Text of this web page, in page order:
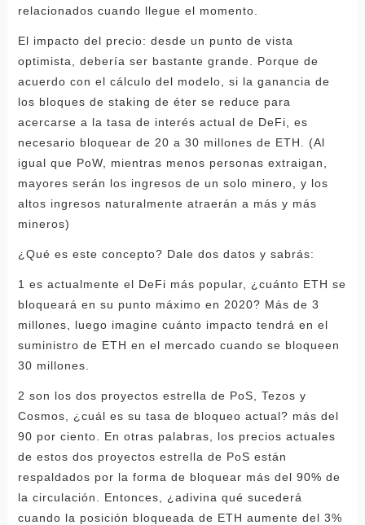
relacionados cuando llegue el momento.
El impacto del precio: desde un punto de vista
optimista, debería ser bastante grande. Porque de
acuerdo con el cálculo del modelo, si la ganancia de
los bloques de staking de éter se reduce para
acercarse a la tasa de interés actual de DeFi, es
necesario bloquear de 20 a 30 millones de ETH. (Al
igual que PoW, mientras menos personas extraigan,
mayores serán los ingresos de un solo minero, y los
altos ingresos naturalmente atraerán a más y más
mineros)
¿Qué es este concepto? Dale dos datos y sabrás:
1 es actualmente el DeFi más popular, ¿cuánto ETH se
bloqueará en su punto máximo en 2020? Más de 3
millones, luego imagine cuánto impacto tendrá en el
suministro de ETH en el mercado cuando se bloqueen
30 millones.
2 son los dos proyectos estrella de PoS, Tezos y
Cosmos, ¿cuál es su tasa de bloqueo actual? más del
90 por ciento. En otras palabras, los precios actuales
de estos dos proyectos estrella de PoS están
respaldados por la forma de bloquear más del 90% de
la circulación. Entonces, ¿adivina qué sucederá
cuando la posición bloqueada de ETH aumente del 3%